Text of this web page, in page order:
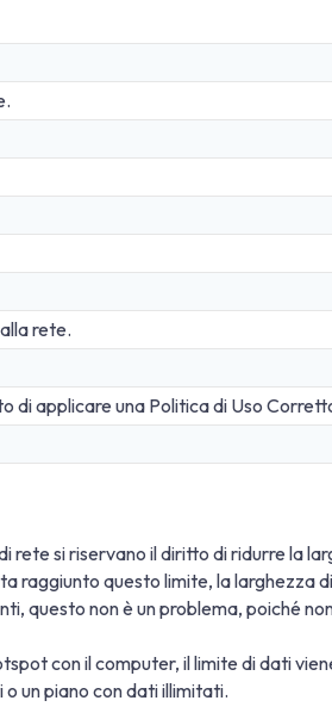
rete.
di applicare una Politica di Uso
si riservano il diritto di ridurre la
raggiunto questo limite, la larghezza
questo non è un problema, poiché
con il computer, il limite di dati
un piano con dati illimitati.